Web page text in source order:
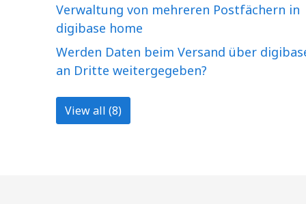
Verwaltung von mehreren Postfächern in
digibase home
Werden Daten beim Versand über
an Dritte weitergegeben?
View all (8)